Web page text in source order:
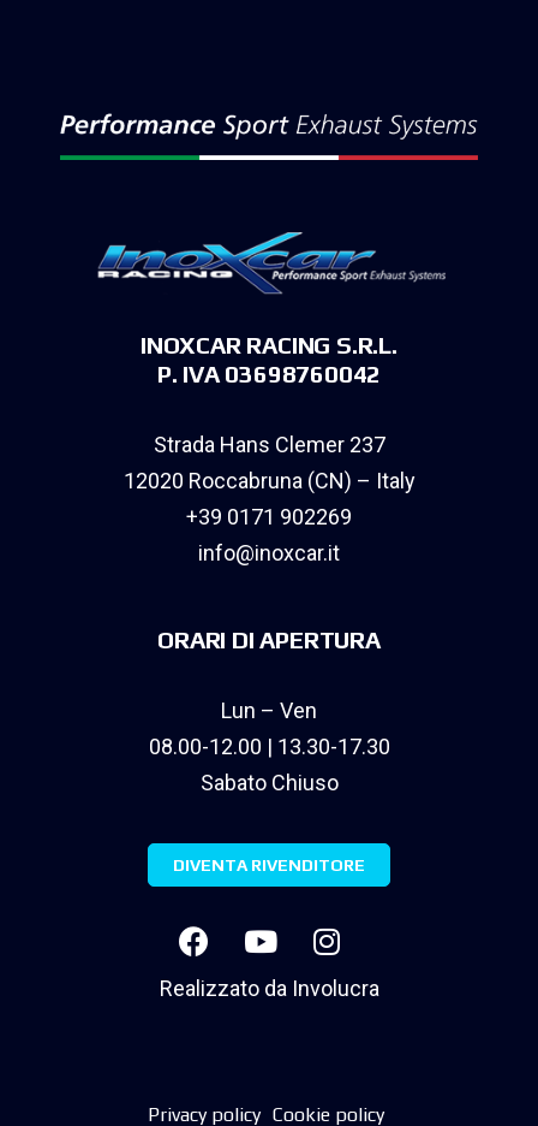
INOXCAR RACING S.R.L.
P. IVA 03698760042
Strada Hans Clemer 237
12020 Roccabruna (CN) – Italy
+39 0171 902269
info@inoxcar.it
ORARI DI APERTURA
Lun – Ven
08.00-12.00 | 13.30-17.30
Sabato Chiuso
DIVENTA RIVENDITORE
Realizzato da Involucra
Privacy policy Cookie policy